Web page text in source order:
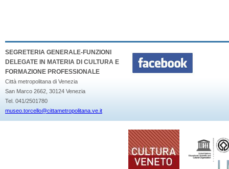
SEGRETERIA GENERALE-FUNZIONI
DELEGATE IN MATERIA DI CULTURA E
FORMAZIONE PROFESSIONALE
Città metropolitana di Venezia
San Marco 2662, 30124 Venezia
Tel. 041/2501780
museo.torcello@cittametropolitana.ve.it